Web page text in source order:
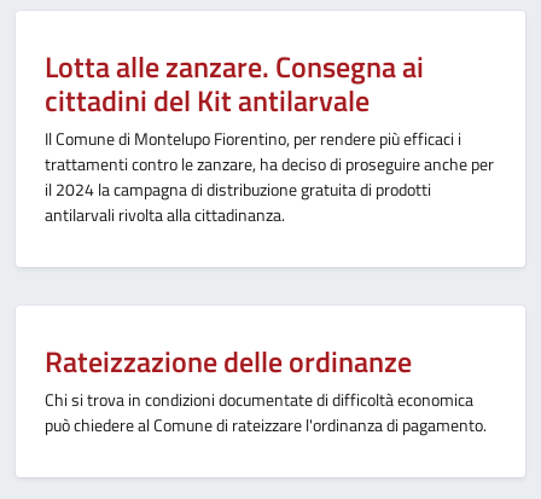
Lotta alle zanzare. Consegna ai
cittadini del Kit antilarvale
Il Comune di Montelupo Fiorentino, per rendere più efficaci i
trattamenti contro le zanzare, ha deciso di proseguire anche per
il 2024 la campagna di distribuzione gratuita di prodotti
antilarvali rivolta alla cittadinanza.
Rateizzazione delle ordinanze
Chi si trova in condizioni documentate di difficoltà economica
può chiedere al Comune di rateizzare l'ordinanza di pagamento.